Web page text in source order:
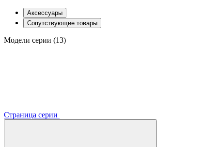
Аксессуары
Сопутствующие товары
Модели серии (13)
Страница серии